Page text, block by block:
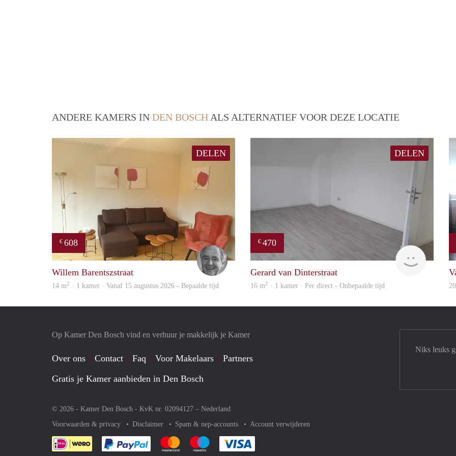
ANDERE KAMERS IN DEN BOSCH ALS ALTERNATIEF VOOR DEZE LOCATIE
DELEN
€ 608
Willem Barentszstraat
14 m2 · 1 kamer · Vanaf 15 augustus 2026 - Bepaalde tijd
DELEN
€ 470
Gerard van Dinterstraat
16 m2 · 1 kamer · Per direct - Onbepaalde tijd
Op Kamer Den Bosch vind en verhuur je makkelijk je Kamer
Over ons Contact Faq Voor Makelaars
Partners
Gratis je Kamer aanbieden in Den Bosch
© 2026 - Kamer Den Bosch - KvK nr. 02094127 – Nederland
Voorwaarden & privacy
Disclaimer Spam & nep-accounts Account verwijderen
Je rekent gemakkelijk af met Paypal
Je rekent gemakkelijk af met Mastercard
Je rekent gemakkelijk af met Meastro
Niks leuks